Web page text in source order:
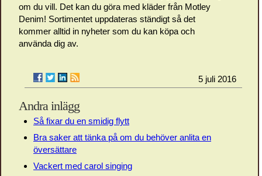
om du vill. Det kan du göra med kläder från Motley
Denim! Sortimentet uppdateras ständigt så det
kommer alltid in nyheter som du kan köpa och
använda dig av.
5 juli 2016
Andra inlägg
Så fixar du en smidig flytt
Bra saker att tänka på om du behöver anlita en
översättare
Vackert med carol singing